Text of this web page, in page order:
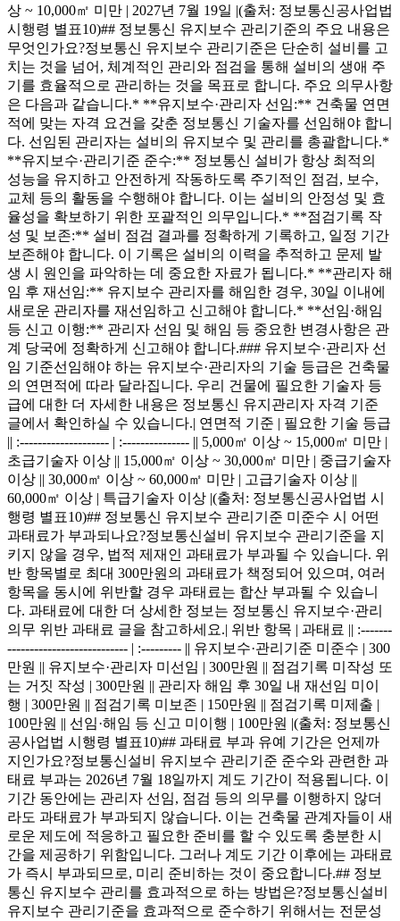
상 ~ 10,000㎡ 미만 | 2027년 7월 19일 |(출처: 정보통신공사업법
시행령 별표10)## 정보통신 유지보수 관리기준의 주요 내용은
무엇인가요?정보통신 유지보수 관리기준은 단순히 설비를 고
치는 것을 넘어, 체계적인 관리와 점검을 통해 설비의 생애 주
기를 효율적으로 관리하는 것을 목표로 합니다. 주요 의무사항
은 다음과 같습니다.* **유지보수·관리자 선임:** 건축물 연면
적에 맞는 자격 요건을 갖춘 정보통신 기술자를 선임해야 합니
다. 선임된 관리자는 설비의 유지보수 및 관리를 총괄합니다.*
**유지보수·관리기준 준수:** 정보통신 설비가 항상 최적의
성능을 유지하고 안전하게 작동하도록 주기적인 점검, 보수,
교체 등의 활동을 수행해야 합니다. 이는 설비의 안정성 및 효
율성을 확보하기 위한 포괄적인 의무입니다.* **점검기록 작
성 및 보존:** 설비 점검 결과를 정확하게 기록하고, 일정 기간
보존해야 합니다. 이 기록은 설비의 이력을 추적하고 문제 발
생 시 원인을 파악하는 데 중요한 자료가 됩니다.* **관리자 해
임 후 재선임:** 유지보수 관리자를 해임한 경우, 30일 이내에
새로운 관리자를 재선임하고 신고해야 합니다.* **선임·해임
등 신고 이행:** 관리자 선임 및 해임 등 중요한 변경사항은 관
계 당국에 정확하게 신고해야 합니다.### 유지보수·관리자 선
임 기준선임해야 하는 유지보수·관리자의 기술 등급은 건축물
의 연면적에 따라 달라집니다. 우리 건물에 필요한 기술자 등
급에 대한 더 자세한 내용은 정보통신 유지관리자 자격 기준
글에서 확인하실 수 있습니다.| 연면적 기준 | 필요한 기술 등급
|| :-------------------- | :--------------- || 5,000㎡ 이상 ~ 15,000㎡ 미만 |
초급기술자 이상 || 15,000㎡ 이상 ~ 30,000㎡ 미만 | 중급기술자
이상 || 30,000㎡ 이상 ~ 60,000㎡ 미만 | 고급기술자 이상 ||
60,000㎡ 이상 | 특급기술자 이상 |(출처: 정보통신공사업법 시
행령 별표10)## 정보통신 유지보수 관리기준 미준수 시 어떤
과태료가 부과되나요?정보통신설비 유지보수 관리기준을 지
키지 않을 경우, 법적 제재인 과태료가 부과될 수 있습니다. 위
반 항목별로 최대 300만원의 과태료가 책정되어 있으며, 여러
항목을 동시에 위반할 경우 과태료는 합산 부과될 수 있습니
다. 과태료에 대한 더 상세한 정보는 정보통신 유지보수·관리
의무 위반 과태료 글을 참고하세요.| 위반 항목 | 과태료 || :-------
--------------------------- | :--------- || 유지보수·관리기준 미준수 | 300
만원 || 유지보수·관리자 미선임 | 300만원 || 점검기록 미작성 또
는 거짓 작성 | 300만원 || 관리자 해임 후 30일 내 재선임 미이
행 | 300만원 || 점검기록 미보존 | 150만원 || 점검기록 미제출 |
100만원 || 선임·해임 등 신고 미이행 | 100만원 |(출처: 정보통신
공사업법 시행령 별표10)## 과태료 부과 유예 기간은 언제까
지인가요?정보통신설비 유지보수 관리기준 준수와 관련한 과
태료 부과는 2026년 7월 18일까지 계도 기간이 적용됩니다. 이
기간 동안에는 관리자 선임, 점검 등의 의무를 이행하지 않더
라도 과태료가 부과되지 않습니다. 이는 건축물 관계자들이 새
로운 제도에 적응하고 필요한 준비를 할 수 있도록 충분한 시
간을 제공하기 위함입니다. 그러나 계도 기간 이후에는 과태료
가 즉시 부과되므로, 미리 준비하는 것이 중요합니다.## 정보
통신 유지보수 관리를 효과적으로 하는 방법은?정보통신설비
유지보수 관리기준을 효과적으로 준수하기 위해서는 전문성